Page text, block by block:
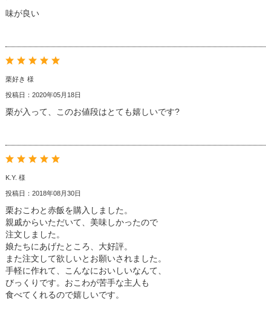
味が良い
栗好き 様
投稿日：2020年05月18日
栗が入って、このお値段はとても嬉しいです?
K.Y. 様
投稿日：2018年08月30日
栗おこわと赤飯を購入しました。
親戚からいただいて、美味しかったので
注文しました。
娘たちにあげたところ、大好評。
また注文して欲しいとお願いされました。
手軽に作れて、こんなにおいしいなんて、
びっくりです。おこわが苦手な主人も
食べてくれるので嬉しいです。